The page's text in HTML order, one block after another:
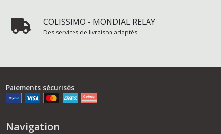
COLISSIMO - MONDIAL RELAY
Des services de livraison adaptés
Paiements sécurisés
Navigation